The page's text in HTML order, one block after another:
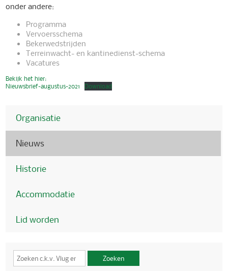
onder andere:
Programma
Vervoersschema
Bekerwedstrijden
Terreinwacht- en kantinedienst-schema
Vacatures
Bekijk het hier:
Nieuwsbrief-augustus-2021
Download
Organisatie
Nieuws
Historie
Accommodatie
Lid worden
Zoeken